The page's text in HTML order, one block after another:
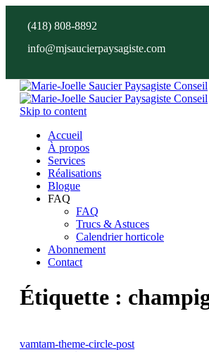
(418) 808-8892
info@mjsaucierpaysagiste.com
Skip to content
Accueil
À propos
Services
Réalisations
Blogue
FAQ
FAQ
Trucs & Astuces
Calendrier horticole
Abonnement
Contact
Étiquette :
vamtam-theme-circle-post